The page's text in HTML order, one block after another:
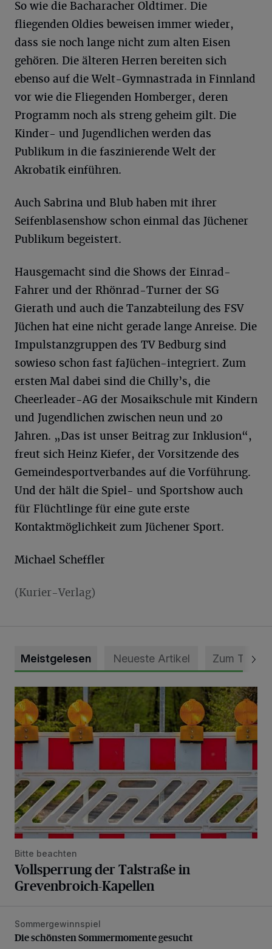
So wie die Bacharacher Oldtimer. Die
fliegenden Oldies beweisen immer wieder,
dass sie noch lange nicht zum alten Eisen
gehören. Die älteren Herren bereiten sich
ebenso auf die Welt-Gymnastrada in Finnland
vor wie die Fliegenden Homberger, deren
Programm noch als streng geheim gilt. Die
Kinder- und Jugendlichen werden das
Publikum in die faszinierende Welt der
Akrobatik einführen.
Auch Sabrina und Blub haben mit ihrer
Seifenblasenshow schon einmal das Jüchener
Publikum begeistert.
Hausgemacht sind die Shows der Einrad-
Fahrer und der Rhönrad-Turner der SG
Gierath und auch die Tanzabteilung des FSV
Jüchen hat eine nicht gerade lange Anreise. Die
Impulstanzgruppen des TV Bedburg sind
sowieso schon fast faJüchen-integriert. Zum
ersten Mal dabei sind die Chilly’s, die
Cheerleader-AG der Mosaikschule mit Kindern
und Jugendlichen zwischen neun und 20
Jahren. „Das ist unser Beitrag zur Inklusion“,
freut sich Heinz Kiefer, der Vorsitzende des
Gemeindesportverbandes auf die Vorführung.
Und der hält die Spiel- und Sportshow auch
für Flüchtlinge für eine gute erste
Kontaktmöglichkeit zum Jüchener Sport.
Michael Scheffler
(Kurier-Verlag)
Meistgelesen Neueste Artikel Zum Thema
Vollsperrung der Talstraße in Grevenbroich-Kapellen
Bitte beachten
Vollsperrung der Talstraße in
Grevenbroich-Kapellen
Die schönsten Sommermomente gesucht
Sommergewinnspiel
Die schönsten Sommermomente gesucht